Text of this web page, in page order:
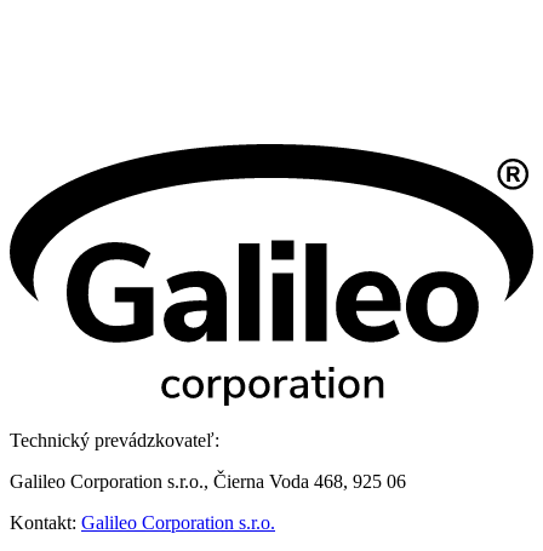
Technický prevádzkovateľ:
Galileo Corporation s.r.o., Čierna Voda 468, 925 06
Kontakt: Galileo Corporation s.r.o.